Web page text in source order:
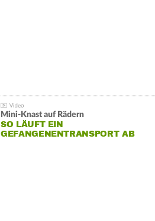
Mini-Knast auf Rädern
SO LÄUFT EIN
GEFANGENENTRANSPORT AB